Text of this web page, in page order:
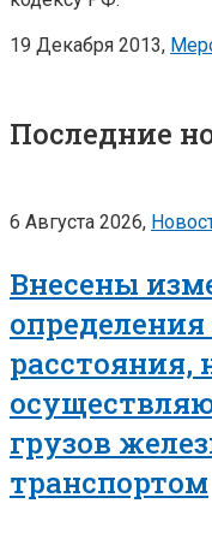
19 Декабря 2013,
Последние
6 Августа 2026,
Внесены
расстояния,
грузов
транспортом